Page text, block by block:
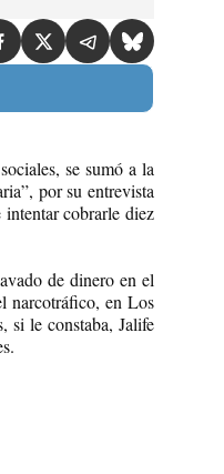
se sumó a la
por su entrevista
cobrarle diez
de dinero en el
narcotráfico, en Los
si le constaba, Jalife